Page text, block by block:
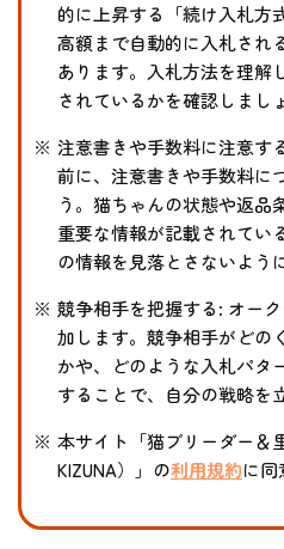
的に上昇する「続け入札方
高額まで自動的に入札され
あります。入札方法を理解
されているかを確認しまし
注意書きや手数料に注意す
前に、注意書きや手数料に
う。猫ちゃんの状態や返品
重要な情報が記載されてい
の情報を見落とさないよう
競争相手を把握する: オー
加します。競争相手がどの
かや、どのような入札パタ
することで、自分の戦略を
本サイト「猫ブリーダー＆
KIZUNA）」の利用規約に同